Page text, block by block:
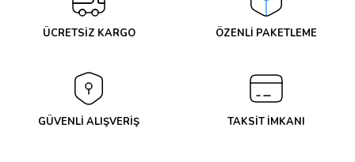
ÜCRETSİZ KARGO ÖZENLİ PAKETLEME
GÜVENLİ ALIŞVERİŞ TAKSİT İMKANI